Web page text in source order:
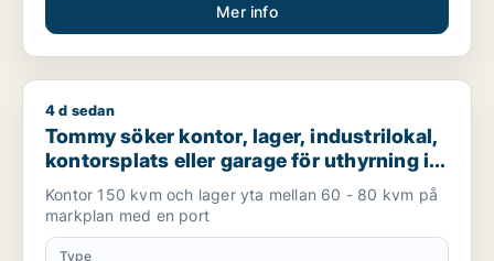
Mer info
Tommy söker kontor, lager, industrilokal, kontorsplats eller
4 d sedan
Tommy söker kontor, lager, industrilokal,
kontorsplats eller garage för uthyrning i
Värnamo
Kontor 150 kvm och lager yta mellan 60 - 80 kvm på
markplan med en port
Type